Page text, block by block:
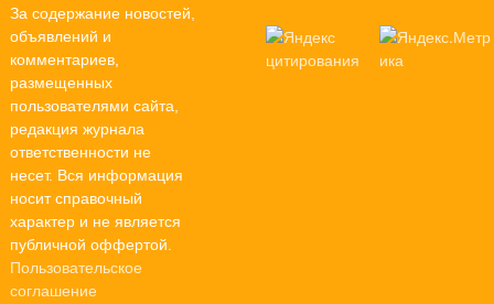
За содержание новостей,
объявлений и
комментариев,
размещенных
пользователями сайта,
редакция журнала
ответственности не
несет. Вся информация
носит справочный
характер и не является
публичной оффертой.
Пользовательское
соглашение